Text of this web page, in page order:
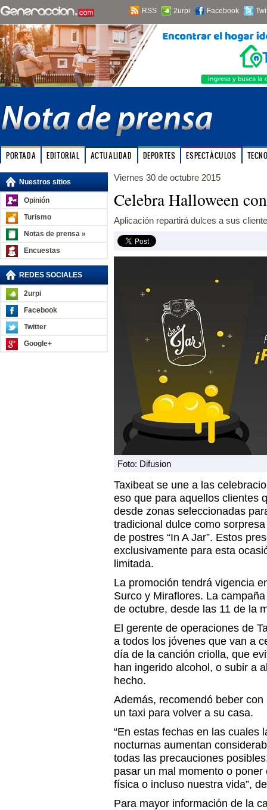
RSS 2urpi Facebook
PORTADA EDITORIAL ACTUALIDAD DEPORTES ESPECTÁCULOS
Nuestros sitios
Opinión
Turismo
Notas de prensa »
Encuestas
REDES SOCIALES
2urpi
Facebook
Twitter
Google+
Viernes 30 de octubre 2015
Celebra Halloween
Aplicación repartirá dulces a sus
Foto: Difusion
Taxibeat se une a las
eso que para aquellos clientes
desde zonas seleccionadas
tradicional dulce como
de postres “In A Jar”. Estos
exclusivamente para esta
limitada.
La promoción tendrá vigencia
Surco y Miraflores. La
de octubre, desde las 11 de la
El gerente de operaciones de
a todos los jóvenes que van a
día de la canción criolla, que
han ingerido alcohol, o subir a
hecho.
Además, recomendó beber
un taxi para volver a su casa.
“En estas fechas en las cuales
nocturnas aumentan
todas las precauciones
pasar un mal momento o
física o incluso nuestra vida”,
Para mayor información de la